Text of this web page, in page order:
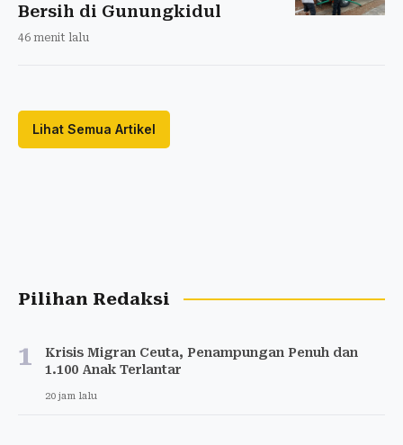
Bersih di Gunungkidul
46 menit lalu
Lihat Semua Artikel
Pilihan Redaksi
1
Krisis Migran Ceuta, Penampungan Penuh dan
1.100 Anak Terlantar
20 jam lalu